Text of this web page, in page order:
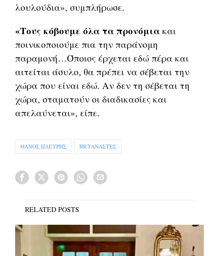
λουλούδια», συμπλήρωσε.
«Τους κόβουμε όλα τα προνόμια και
ποινικοποιούμε πια την παράνομη
παραμονή…Όποιος έρχεται εδώ πέρα και
αιτείται άσυλο, θα πρέπει να σέβεται την
χώρα που είναι εδώ. Αν δεν τη σέβεται τη
χώρα, σταματούν οι διαδικασίες και
απελαύνεται», είπε.
ΘΑΝΟΣ ΠΛΕΥΡΗΣ ΜΕΤΑΝΑΣΤΕΣ
RELATED POSTS